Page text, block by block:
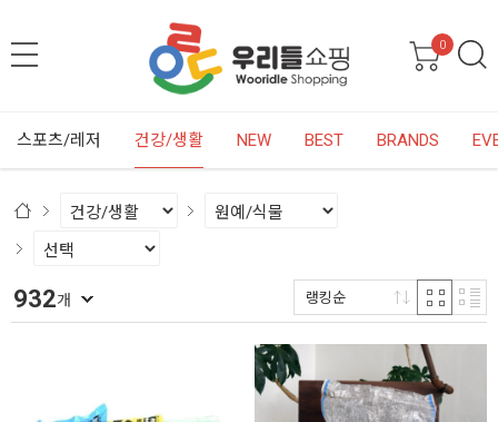
0
스포츠/레저 건강/생활 NEW BEST BRANDS
932개 랭킹순